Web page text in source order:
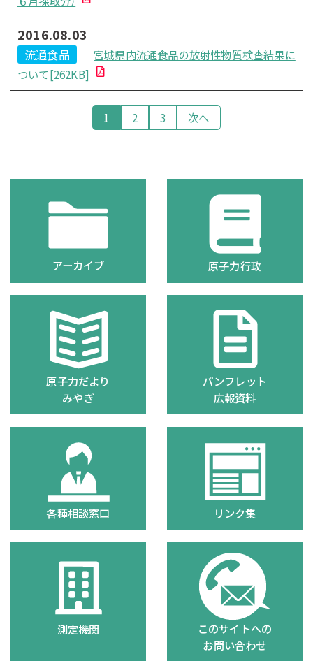
2016.08.03
流通食品
宮城県内流通食品の放射性物質検査結果に
ついて[262KB]
1 2 3 次へ
アーカイブ 原子力行政
原子力だより
みやぎ
パンフレット
広報資料
各種相談窓口 リンク集
測定機関
このサイトへの
お問い合わせ